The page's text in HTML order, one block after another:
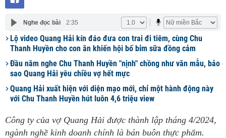
Nghe đọc bài 2:35
Lộ video Quang Hải kín đáo đưa con trai đi tiêm, cùng Chu
Thanh Huyền cho con ăn khiến hội bố bỉm sữa đồng cảm
Đầu năm nghe Chu Thanh Huyền "nịnh" chồng như văn mẫu, bảo
sao Quang Hải yêu chiều vợ hết mực
Quang Hải xuất hiện với diện mạo mới, chỉ một hành động này
với Chu Thanh Huyền hút luôn 4,6 triệu view
Công ty của vợ Quang Hải được thành lập tháng 4/2024,
ngành nghề kinh doanh chính là bán buôn thực phẩm.